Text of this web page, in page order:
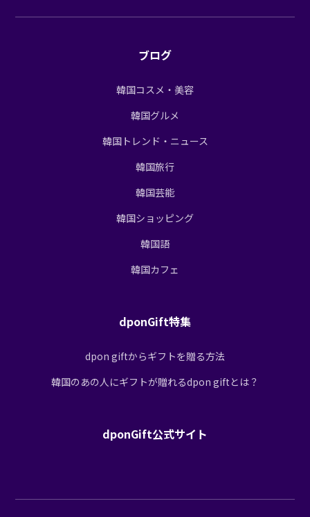
ブログ
韓国コスメ・美容
韓国グルメ
韓国トレンド・ニュース
韓国旅行
韓国芸能
韓国ショッピング
韓国語
韓国カフェ
dponGift特集
dpon giftからギフトを贈る方法
韓国のあの人にギフトが贈れるdpon giftとは？
dponGift公式サイト